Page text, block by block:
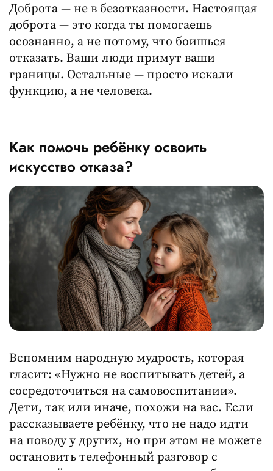
Доброта — не в безотказности. Настоящая
доброта — это когда ты помогаешь
осознанно, а не потому, что боишься
отказать. Ваши люди примут ваши
границы. Остальные — просто искали
функцию, а не человека.
Как помочь ребёнку освоить
искусство отказа?
Вспомним народную мудрость, которая
гласит: «Нужно не воспитывать детей, а
сосредоточиться на самовоспитании».
Дети, так или иначе, похожи на вас. Если
рассказываете ребёнку, что не надо идти
на поводу у других, но при этом не можете
остановить телефонный разговор с